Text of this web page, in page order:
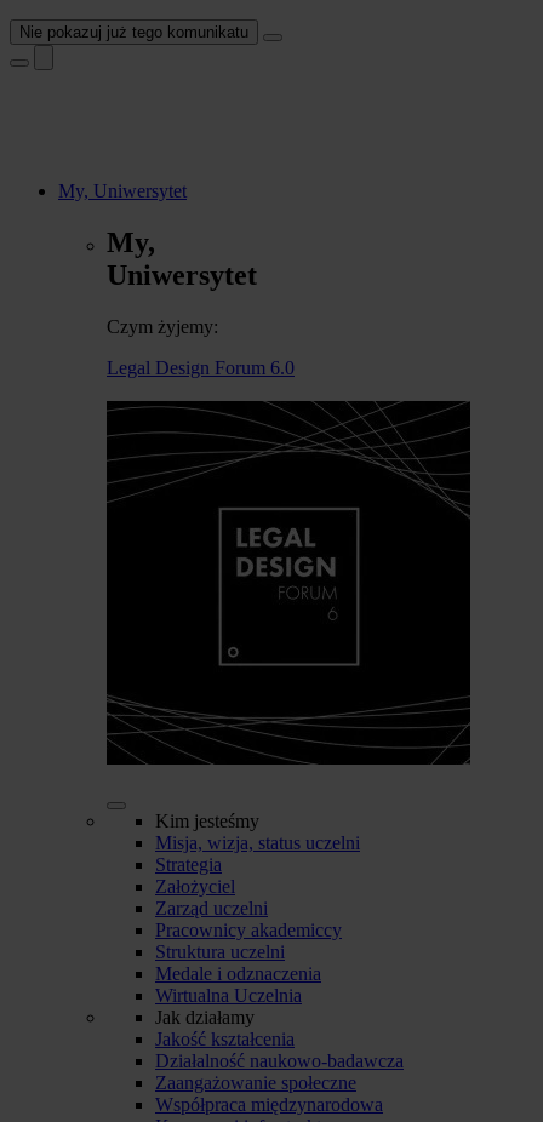
Nie pokazuj już tego komunikatu
My, Uniwersytet
My,
Uniwersytet
Czym żyjemy:
Legal Design Forum 6.0
Kim jesteśmy
Misja, wizja, status uczelni
Strategia
Założyciel
Zarząd uczelni
Pracownicy akademiccy
Struktura uczelni
Medale i odznaczenia
Wirtualna Uczelnia
Jak działamy
Jakość kształcenia
Działalność naukowo-badawcza
Zaangażowanie społeczne
Współpraca międzynarodowa